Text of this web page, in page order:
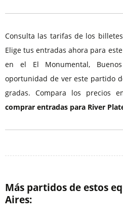
Consulta las tarifas de los
Elige tus entradas ahora para este
en el El Monumental,
oportunidad de ver este partido
gradas. Compara los precios
comprar entradas para River
Más partidos de estos
Aires: